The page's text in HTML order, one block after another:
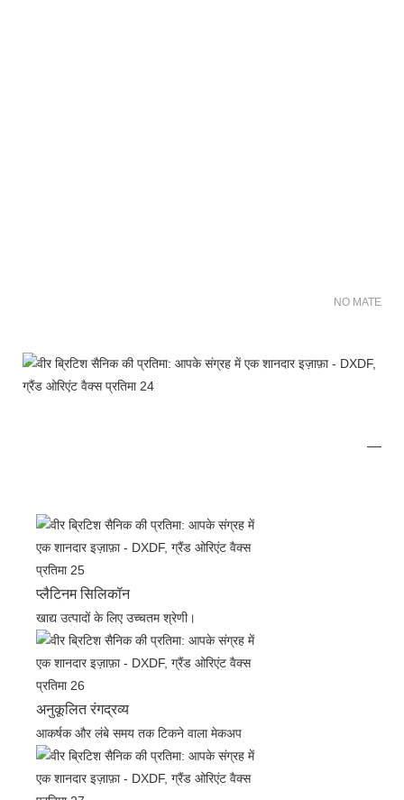
NO MATER
प्लैटिनम सिलिकॉन
खाद्य उत्पादों के लिए उच्चतम श्रेणी।
अनुकूलित रंगद्रव्य
आकर्षक और लंबे समय तक टिकने वाला मेकअप